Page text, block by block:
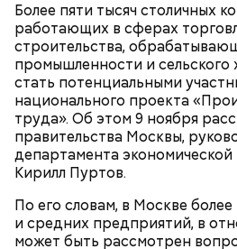
Более пяти тысяч столичных
работающих в сферах
строительства,
промышленности и сельского
стать потенциальными
национального проекта
труда». Об этом 9 ноября
правительства Москвы,
департамента
Кирилл Пуртов.
По его словам, в Москве
и средних предприятий, в
может быть рассмотрен
— Количество участников
ограниченно — всего
года получит 561
109 компаний смогут
2022 году, — приводит слова
официальныйсайтмэра
ПРОИЗВОДСТВО
ПРОМЫШЛЕННОСТЬ